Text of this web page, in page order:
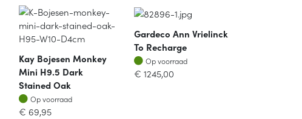
Kay Bojesen Monkey
Mini H9.5 Dark
Stained Oak
Op voorraad
Op voorraad
€ 69,95
Gardeco Ann Vrielinck
To Recharge
Op voorraad
Op voorraad
€ 1245,00